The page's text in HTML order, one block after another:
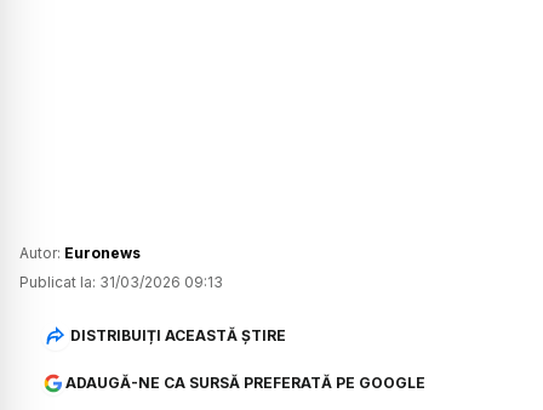
Autor: Euronews
Publicat la: 31/03/2026 09:13
DISTRIBUIȚI ACEASTĂ ȘTIRE
ADAUGĂ-NE CA SURSĂ PREFERATĂ PE GOOGLE